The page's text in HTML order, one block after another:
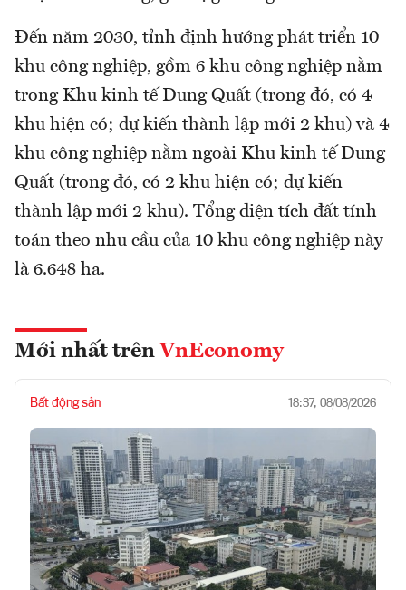
Đến năm 2030, tỉnh định hướng phát triển 10
khu công nghiệp, gồm 6 khu công nghiệp nằm
trong Khu kinh tế Dung Quất (trong đó, có 4
khu hiện có; dự kiến thành lập mới 2 khu) và 4
khu công nghiệp nằm ngoài Khu kinh tế Dung
Quất (trong đó, có 2 khu hiện có; dự kiến
thành lập mới 2 khu). Tổng diện tích đất tính
toán theo nhu cầu của 10 khu công nghiệp này
là 6.648 ha.
Mới nhất trên VnEconomy
Bất động sản 18:37, 08/08/2026